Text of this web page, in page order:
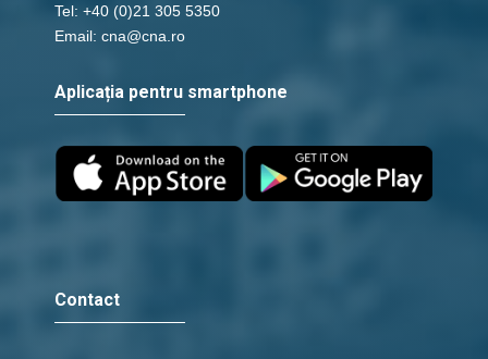
Tel: +40 (0)21 305 5350
Email: cna@cna.ro
Aplicația pentru smartphone
Contact